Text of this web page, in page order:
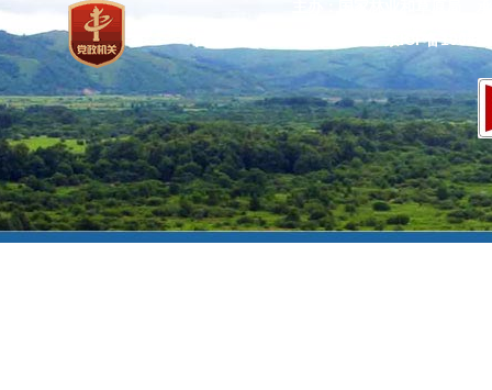
京ICP备